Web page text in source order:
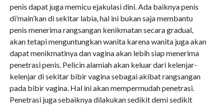
penis dapat juga memicu ejakulasi dini. Ada baiknya penis
di’main’kan di sekitar labia, hal ini bukan saja membantu
penis menerima rangsangan kenikmatan secara gradual,
akan tetapi menguntungkan wanita karena wanita juga akan
dapat menikmatinya dan vagina akan lebih siap menerima
penetrasi penis. Pelicin alamiah akan keluar dari kelenjar-
kelenjar di sekitar bibir vagina sebagai akibat rangsangan
pada bibir vagina. Hal ini akan mempermudah penetrasi.
Penetrasi juga sebaiknya dilakukan sedikit demi sedikit